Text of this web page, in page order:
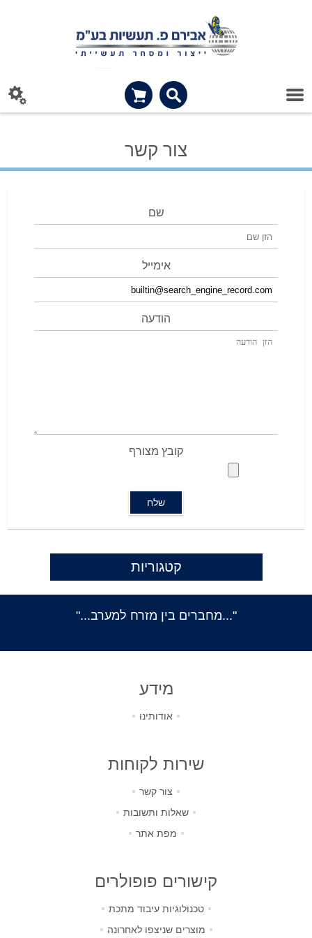
צור קשר
שם
אימייל
הודעה
קובץ מצורף
קטגוריות
"...מחברים בין מזרח למערב..."
מידע
אודותינו
שירות לקוחות
צור קשר
שאלות ותשובות
מפת אתר
קישורים פופולרים
טכנולוגיות עיבוד מתכת
מוצרים שניצפו לאחרונה